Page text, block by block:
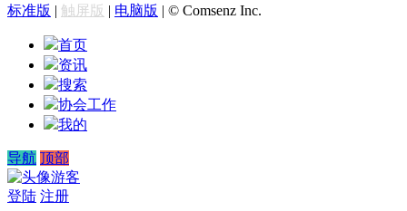
标准版 | 触屏版 | 电脑版 | © Comsenz Inc.
首页
资讯
搜索
协会工作
我的
导航 顶部
游客
登陆 注册